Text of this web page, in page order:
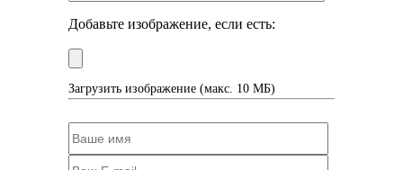
Добавьте изображение, если есть:
Загрузить изображение (макс. 10 МБ)